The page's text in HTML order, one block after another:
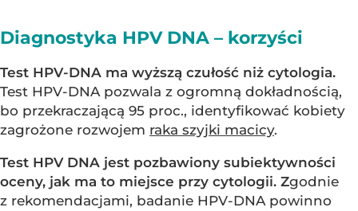
Diagnostyka HPV DNA – korzyści
Test HPV-DNA ma wyższą czułość niż cytologia.
Test HPV-DNA pozwala z ogromną dokładnością,
bo przekraczającą 95 proc., identyfikować kobiety
zagrożone rozwojem raka szyjki macicy.
Test HPV DNA jest pozbawiony subiektywności
oceny, jak ma to miejsce przy cytologii. Zgodnie
z rekomendacjami, badanie HPV-DNA powinno